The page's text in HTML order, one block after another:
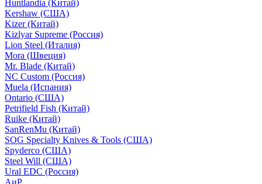
Huntlandia (Китай)
Kershaw (США)
Kizer (Китай)
Kizlyar Supreme (Россия)
Lion Steel (Италия)
Mora (Швеция)
Mr. Blade (Китай)
NC Custom (Россия)
Muela (Испания)
Ontario (США)
Petrifield Fish (Китай)
Ruike (Китай)
SanRenMu (Китай)
SOG Specialty Knives & Tools (США)
Spyderco (США)
Steel Will (США)
Ural EDC (Россия)
АиР